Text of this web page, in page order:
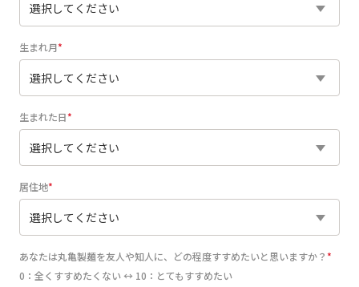
生まれ月
生まれた日
居住地
あなたは丸亀製麺を友人や知人に、どの程度すすめたいと思いますか？
0：全くすすめたくない ↔︎ 10：とてもすすめたい